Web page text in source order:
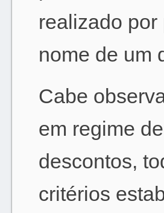
realizado
nome de um
Cabe
em regime
descontos,
critérios